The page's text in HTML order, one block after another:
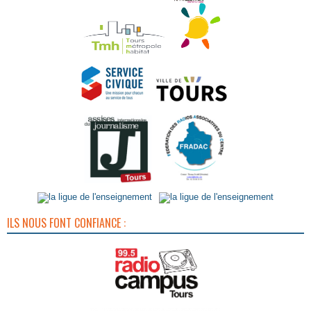
ILS NOUS FONT CONFIANCE :